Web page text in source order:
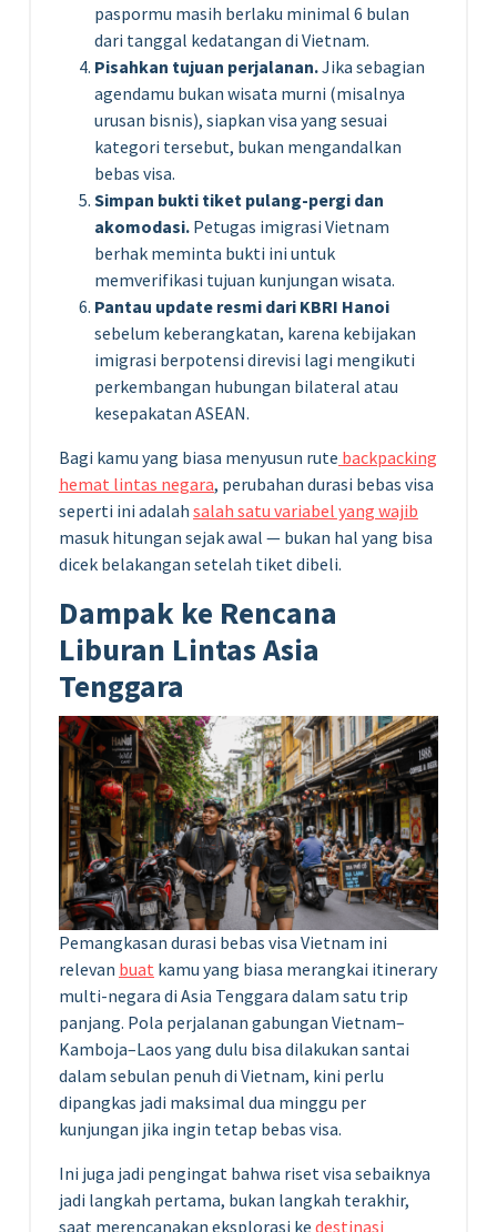
paspormu masih berlaku minimal 6 bulan
dari tanggal kedatangan di Vietnam.
Pisahkan tujuan perjalanan.Jika sebagian
agendamu bukan wisata murni (misalnya
urusan bisnis), siapkan visa yang sesuai
kategori tersebut, bukan mengandalkan
bebas visa.
Simpan bukti tiket pulang-pergi dan
akomodasi. Petugas imigrasi Vietnam
berhak meminta bukti ini untuk
memverifikasi tujuan kunjungan wisata.
Pantau update resmi dari KBRI Hanoi
sebelum keberangkatan, karena kebijakan
imigrasi berpotensi direvisi lagi mengikuti
perkembangan hubungan bilateral atau
kesepakatan ASEAN.
Bagi kamu yang biasa menyusun rute backpacking
hemat lintas negara, perubahan durasi bebas visa
seperti ini adalah salah satu variabel yang wajib
masuk hitungan sejak awal — bukan hal yang bisa
dicek belakangan setelah tiket dibeli.
Dampak ke Rencana
Liburan Lintas Asia
Tenggara
Pemangkasan durasi bebas visa Vietnam ini
relevan buat kamu yang biasa merangkai itinerary
multi-negara di Asia Tenggara dalam satu trip
panjang. Pola perjalanan gabungan Vietnam–
Kamboja–Laos yang dulu bisa dilakukan santai
dalam sebulan penuh di Vietnam, kini perlu
dipangkas jadi maksimal dua minggu per
kunjungan jika ingin tetap bebas visa.
Ini juga jadi pengingat bahwa riset visa sebaiknya
jadi langkah pertama, bukan langkah terakhir,
saat merencanakan eksplorasi ke destinasi